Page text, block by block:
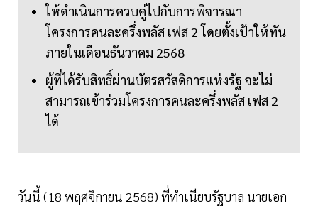
ให้ดำเนินการควบคู่ไปกับการพิจารณา
โครงการคนละครึ่งพลัส เฟส 2 โดยตั้งเป้าให้ทัน
ภายในเดือนธันวาคม 2568
ผู้ที่ได้รับสิทธิ์ผ่านบัตรสวัสดิการแห่งรัฐ จะไม่
สามารถเข้าร่วมโครงการคนละครึ่งพลัส เฟส 2
ได้
วันนี้ (18 พฤศจิกายน 2568) ที่ทำเนียบรัฐบาล นายเอก